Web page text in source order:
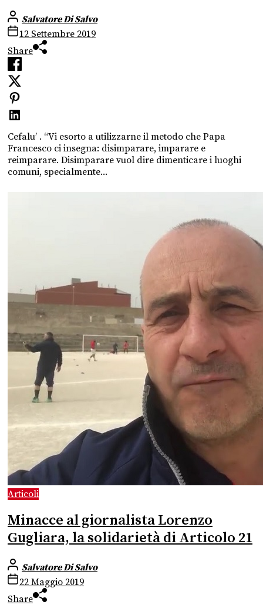
Salvatore Di Salvo
12 Settembre 2019
Share
Cefalu’ . “Vi esorto a utilizzarne il metodo che Papa
Francesco ci insegna: disimparare, imparare e
reimparare. Disimparare vuol dire dimenticare i luoghi
comuni, specialmente...
Articoli
Minacce al giornalista Lorenzo
Gugliara, la solidarietà di Articolo 21
Salvatore Di Salvo
22 Maggio 2019
Share